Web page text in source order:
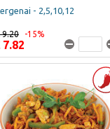
- 2,5,10,12
7.82
9.20 -15%